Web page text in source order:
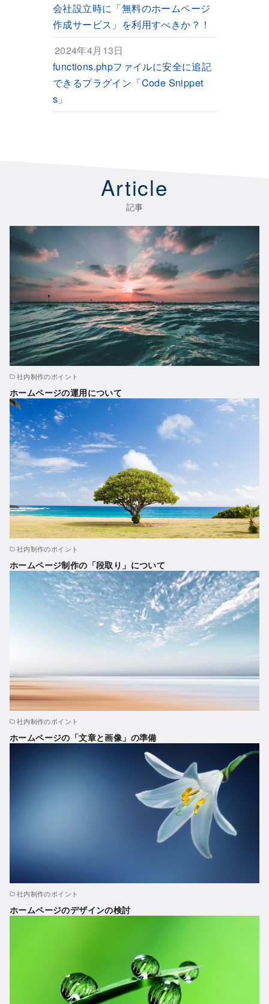
会社設立時に「無料のホームページ
作成サービス」を利用すべきか？！
2024年4月13日
functions.phpファイルに安全に追記
できるプラグイン「Code Snippet
s」
Article
社内制作のポイント
ホームページの運用について
社内制作のポイント
ホームページ制作の「段取り」について
社内制作のポイント
ホームページの「文章と画像」の準備
社内制作のポイント
ホームページのデザインの検討